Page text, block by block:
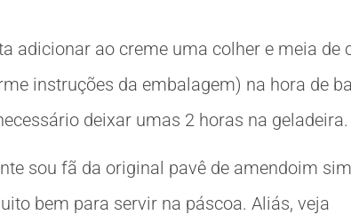
adicionar ao creme uma colher e meia de
instruções da embalagem) na hora de
deixar umas 2 horas na geladeira.
sou fã da original pavê de amendoim
bem para servir na páscoa. Aliás, veja